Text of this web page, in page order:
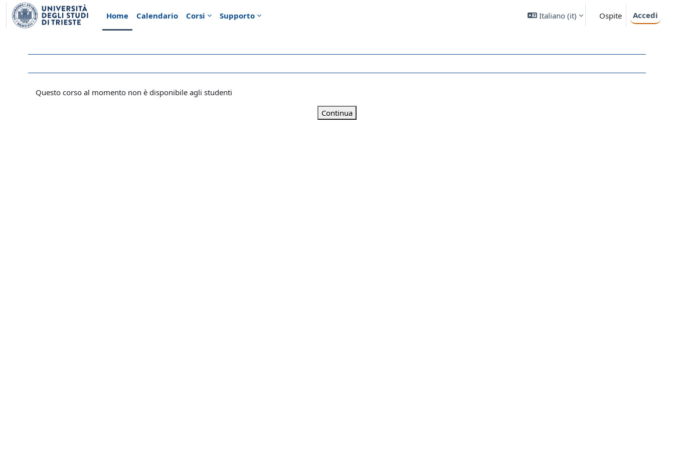
Vai al contenuto principale
Home
Calendario Corsi Supporto Italiano ‎(it)‎ Ospite Accedi
Questo corso al momento non è disponibile agli studenti
Continua